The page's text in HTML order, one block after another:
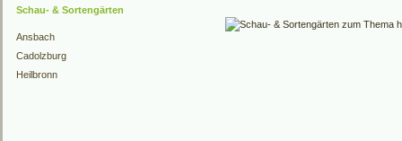
Schau- & Sortengärten
Ansbach
Cadolzburg
Heilbronn